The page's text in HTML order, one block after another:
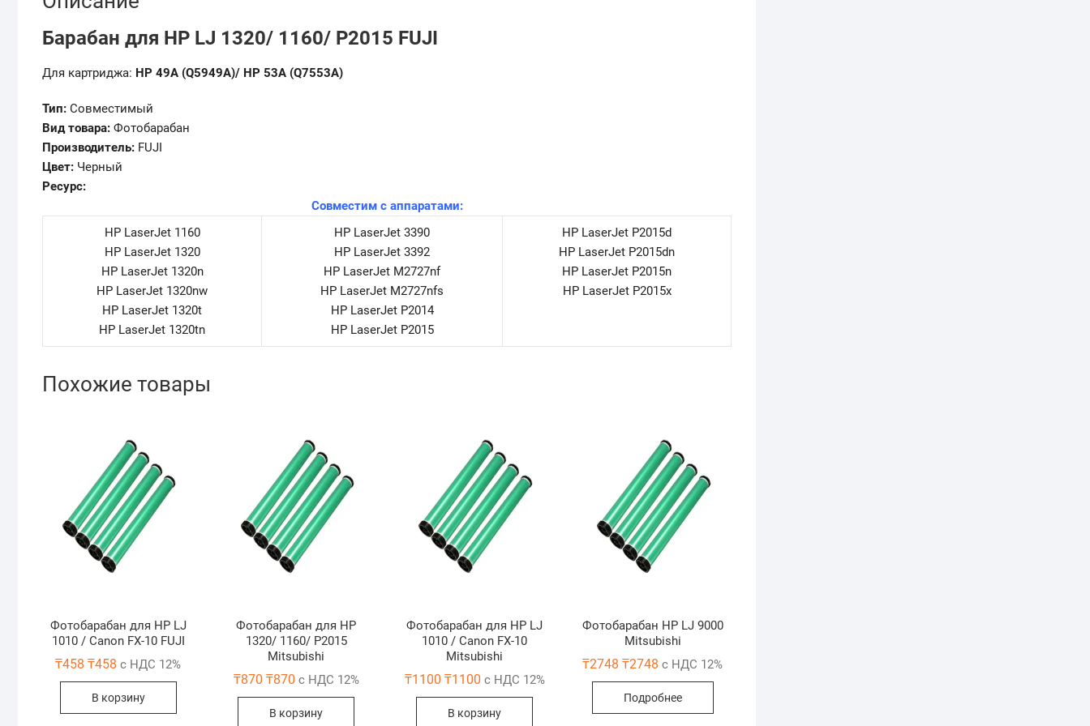
Барабан для HP LJ 1320/ 1160/ P2015 FUJI
Для картриджа: HP 49A (Q5949A)/ HP 53A (Q7553A)
Тип: Совместимый
Вид товара: Фотобарабан
Производитель: FUJI
Цвет: Черный
Ресурс:
Совместим с аппаратами:
HP LaserJet 1160
HP LaserJet 1320
HP LaserJet 1320n
HP LaserJet 1320nw
HP LaserJet 1320t
HP LaserJet 1320tn
HP LaserJet 3390
HP LaserJet 3392
HP LaserJet M2727nf
HP LaserJet M2727nfs
HP LaserJet P2014
HP LaserJet P2015
HP LaserJet P2015d
HP LaserJet P2015dn
HP LaserJet P2015n
HP LaserJet P2015x
Похожие товары
Фотобарабан для HP LJ
1010 / Canon FX-10 FUJI
₸458 ₸458 с НДС 12%
В корзину
Фотобарабан для HP
1320/ 1160/ P2015
Mitsubishi
₸870 ₸870 с НДС 12%
В корзину
Фотобарабан для HP LJ
1010 / Canon FX-10
Mitsubishi
₸1100 ₸1100 с НДС 12%
В корзину
Фотобарабан HP LJ 9000
Mitsubishi
₸2748 ₸2748 с НДС 12%
Подробнее